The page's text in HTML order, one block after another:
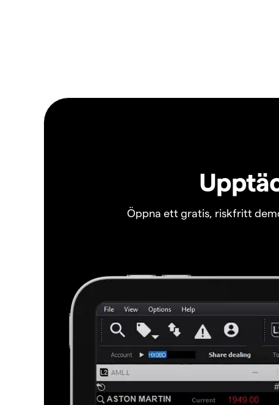
Öppna ett gratis, riskfritt